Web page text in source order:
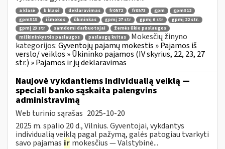
a klasė b klasė deklaravimas fr0572 fr0573 gpm
gpm312
gpm313
išmokos ūkininkas gpmį 27 str gpmį 6 str
gpmį 22 str.
gpmį 23 str
samdomi darbuotojai
žemės ūkio paslaugos
miškininkystės paslaugos
paslaugų kvitas
Mokesčių žinyno
kategorijos:Gyventojų pajamų mokestis » Pajamos iš
verslo/ veiklos » Ūkininko pajamos (IV skyrius, 22, 23, 27
str.) » Pajamos ir jų deklaravimas
Naujovė vykdantiems individualią veiklą —
speciali banko sąskaita palengvins
administravimą
Web turinio sąrašas 2025-10-20
2025 m. spalio 20 d., Vilnius. Gyventojai, vykdantys
individualią veiklą pagal pažymą, galės patogiau tvarkyti
savo pajamas ir mokesčius — Valstybinė...